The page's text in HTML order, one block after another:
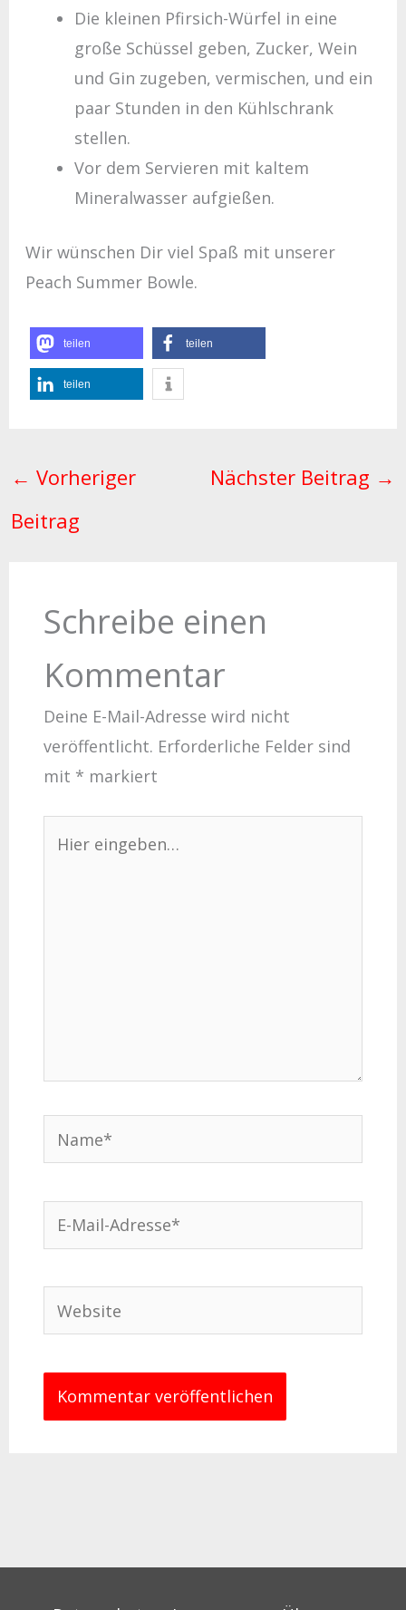
Die kleinen Pfirsich-Würfel in eine
große Schüssel geben, Zucker, Wein
und Gin zugeben, vermischen, und ein
paar Stunden in den Kühlschrank
stellen.
Vor dem Servieren mit kaltem
Mineralwasser aufgießen.
Wir wünschen Dir viel Spaß mit unserer
Peach Summer Bowle.
teilen teilen
teilen
← Vorheriger
Beitrag
Nächster Beitrag →
Schreibe einen
Kommentar
Deine E-Mail-Adresse wird nicht
veröffentlicht. Erforderliche Felder sind
mit * markiert
eingeben…
Name*
Mail-
Website